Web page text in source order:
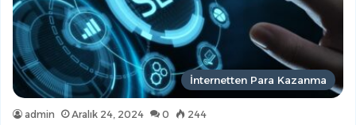
İnternetten Para Kazanma
admin Aralık 24, 2024 0 244